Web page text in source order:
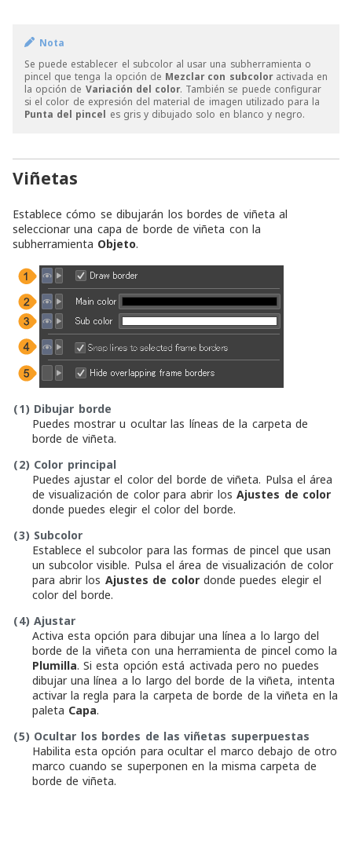
Nota
Se puede establecer el subcolor al usar una subherramienta o
pincel que tenga la opción de Mezclar con subcoloractivada en
la opción de Variación del color. También se puede configurar
si el color de expresión del material de imagen utilizado para la
Punta del pincel es gris y dibujado solo en blanco y negro.
Viñetas
Establece cómo se dibujarán los bordes de viñeta al
seleccionar una capa de borde de viñeta con la
subherramienta Objeto.
(1) Dibujar borde
Puedes mostrar u ocultar las líneas de la carpeta de
borde de viñeta.
(2) Color principal
Puedes ajustar el color del borde de viñeta. Pulsa el área
de visualización de color para abrir losAjustes de color
donde puedes elegir el color del borde.
(3) Subcolor
Establece el subcolor para las formas de pincel que usan
un subcolor visible. Pulsa el área de visualización de color
para abrir los Ajustes de colordonde puedes elegir el
color del borde.
(4) Ajustar
Activa esta opción para dibujar una línea a lo largo del
borde de la viñeta con una herramienta de pincel como la
Plumilla. Si esta opción está activada pero no puedes
dibujar una línea a lo largo del borde de la viñeta, intenta
activar la regla para la carpeta de borde de la viñeta en la
paleta Capa.
(5) Ocultar los bordes de las viñetas superpuestas
Habilita esta opción para ocultar el marco debajo de otro
marco cuando se superponen en la misma carpeta de
borde de viñeta.